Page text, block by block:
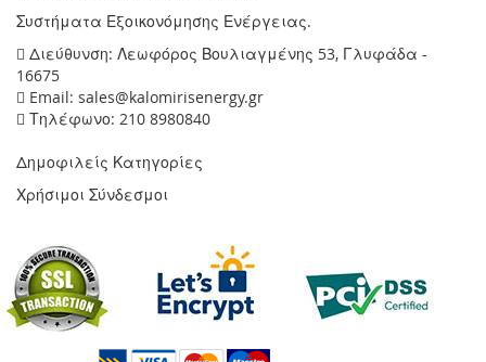
Συστήματα Εξοικονόμησης Ενέργειας.
Διεύθυνση: Λεωφόρος Βουλιαγμένης 53, Γλυφάδα -
16675
Email: sales@kalomirisenergy.gr
Τηλέφωνο: 210 8980840
Δημοφιλείς Κατηγορίες
Χρήσιμοι Σύνδεσμοι